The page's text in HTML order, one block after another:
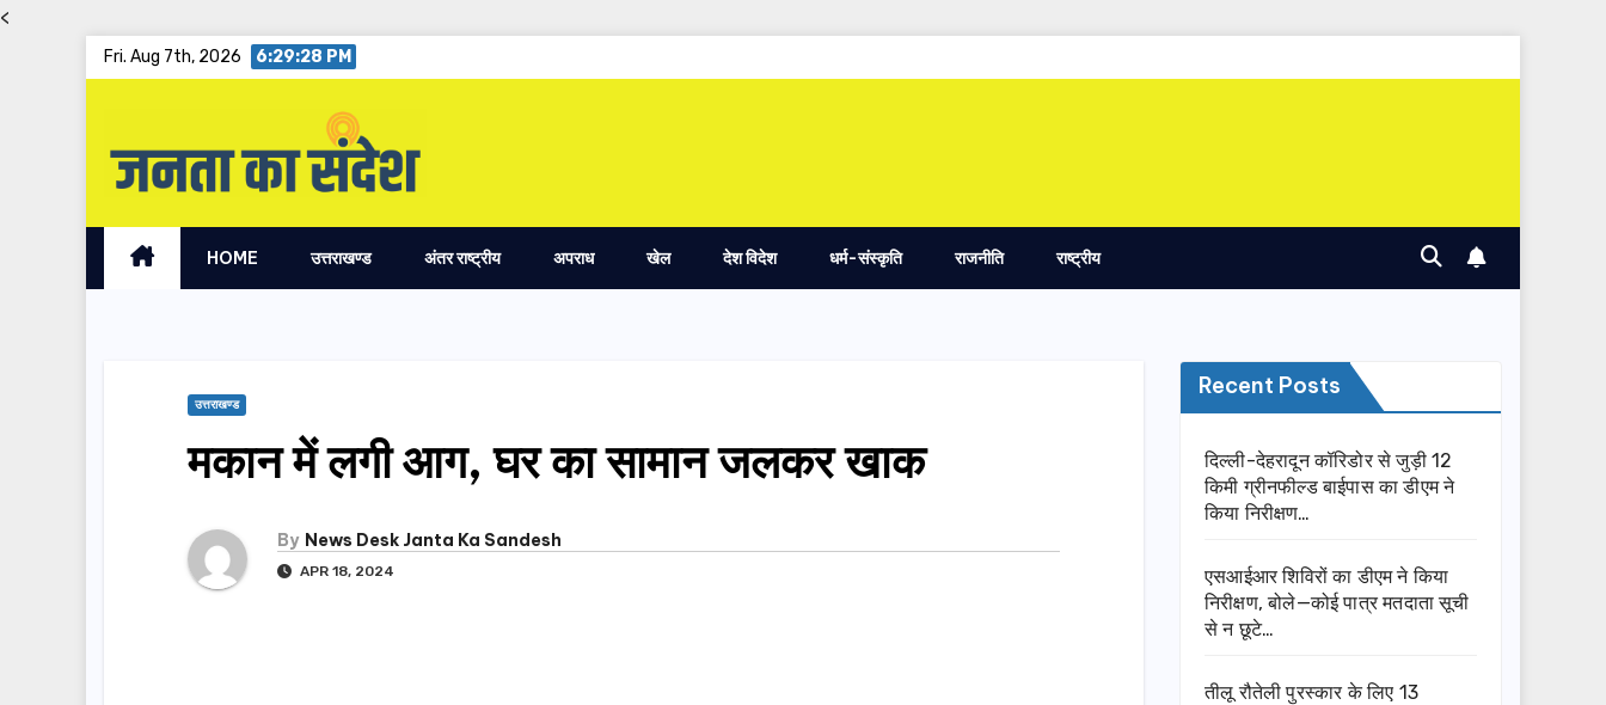
<
Fri. Aug 7th, 2026 6:29:29 PM
HOME उत्तराखण्ड अंतर राष्ट्रीय अपराध खेल देश विदेश धर्म-संस्कृति राजनीति राष्ट्रीय
उत्तराखण्ड
मकान में लगी आग, घर का सामान जलकर खाक
By News Desk Janta Ka Sandesh
APR 18, 2024
Recent Posts
दिल्ली-देहरादून कॉरिडोर से जुड़ी 12
किमी ग्रीनफील्ड बाईपास का डीएम ने
किया निरीक्षण…
एसआईआर शिविरों का डीएम ने किया
निरीक्षण, बोले—कोई पात्र मतदाता सूची
से न छूटे…
तीलू रौतेली पुरस्कार के लिए 13